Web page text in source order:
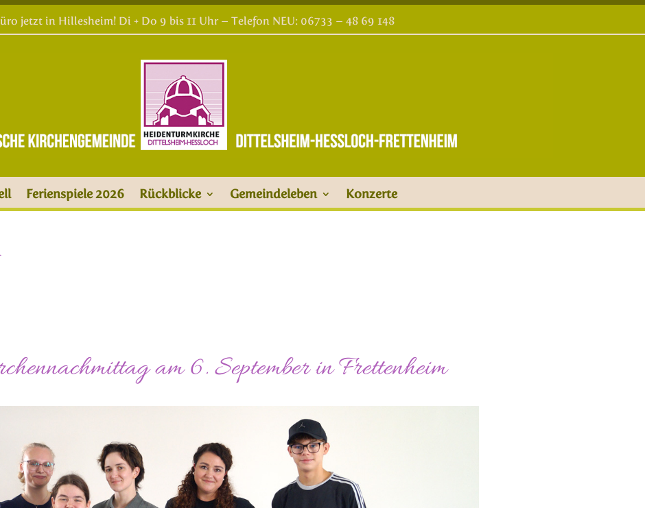
jetzt in Hillesheim! Di + Do 9 bis 11 Uhr – Telefon NEU: 06733 – 48 69 148
Ferienspiele 2026 Rückblicke Gemeindeleben Konzerte
am 6. September in Frettenheim